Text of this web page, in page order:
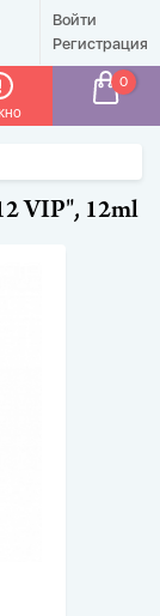
Войти
Регистрация
0
VIP", 12ml